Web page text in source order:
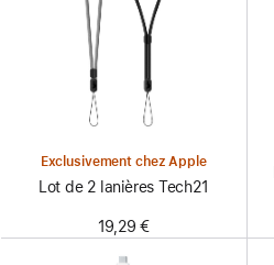
Exclusivement chez Apple
Lot de 2 lanières Tech21
19,29 €